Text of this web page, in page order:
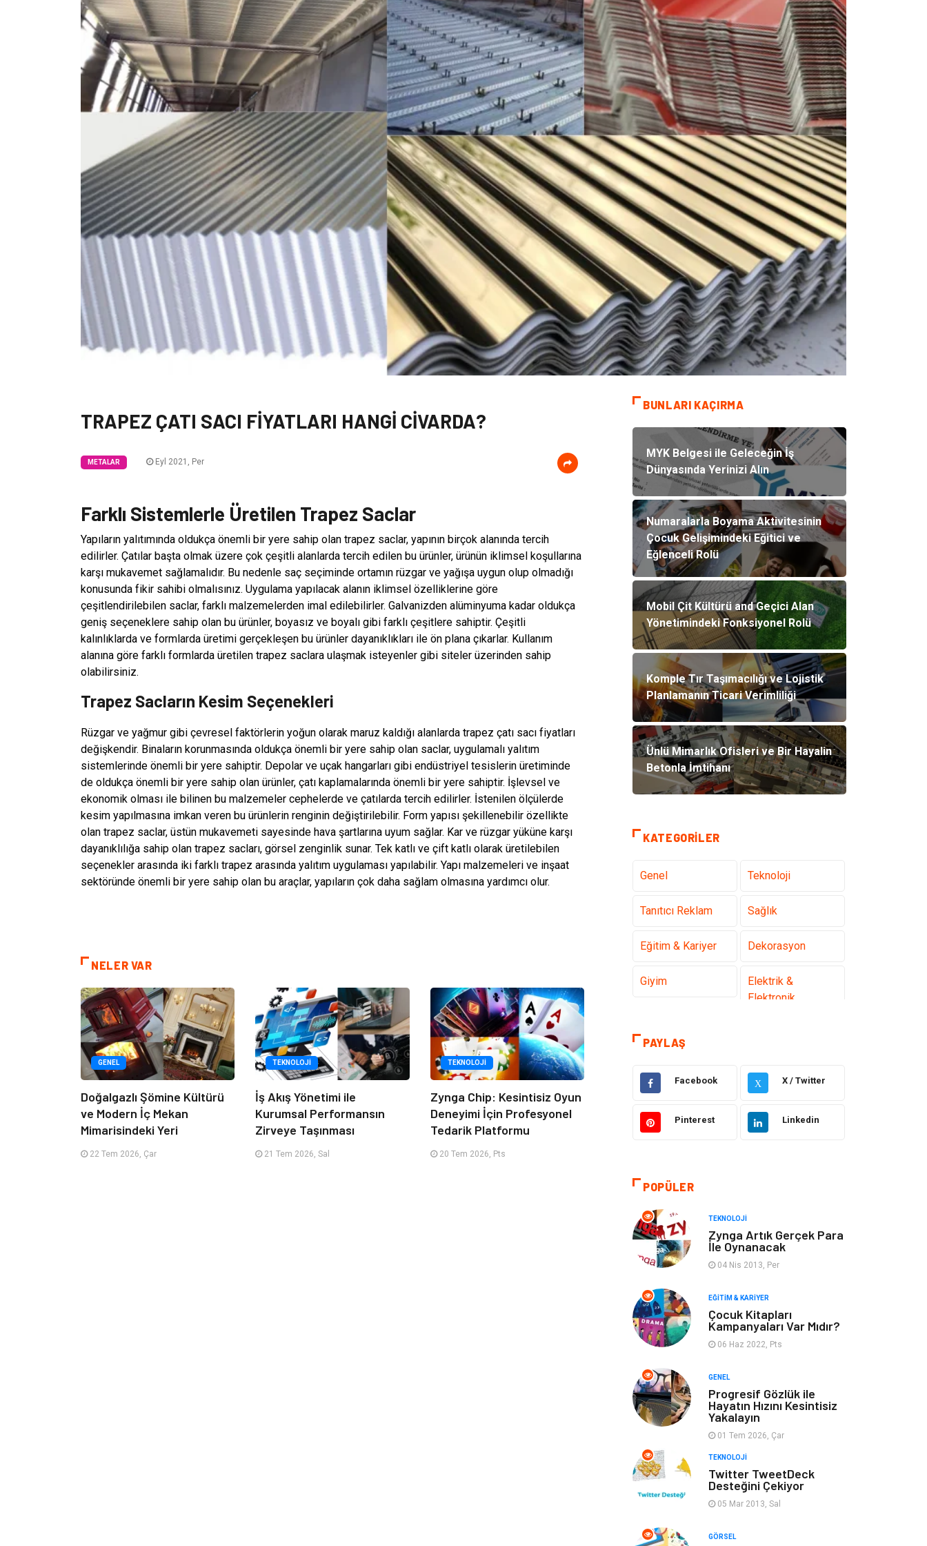
TRAPEZ ÇATI SACI FİYATLARI HANGİ CİVARDA?
METALAR Eyl 2021, Per
Farklı Sistemlerle Üretilen Trapez Saclar
Yapıların yalıtımında oldukça önemli bir yere sahip olan trapez saclar, yapının birçok alanında tercih
edilirler. Çatılar başta olmak üzere çok çeşitli alanlarda tercih edilen bu ürünler, ürünün iklimsel koşullarına
karşı mukavemet sağlamalıdır. Bu nedenle saç seçiminde ortamın rüzgar ve yağışa uygun olup olmadığı
konusunda fikir sahibi olmalısınız. Uygulama yapılacak alanın iklimsel özelliklerine göre
çeşitlendirilebilen saclar, farklı malzemelerden imal edilebilirler. Galvanizden alüminyuma kadar oldukça
geniş seçeneklere sahip olan bu ürünler, boyasız ve boyalı gibi farklı çeşitlere sahiptir. Çeşitli
kalınlıklarda ve formlarda üretimi gerçekleşen bu ürünler dayanıklıkları ile ön plana çıkarlar. Kullanım
alanına göre farklı formlarda üretilen trapez saclara ulaşmak isteyenler gibi siteler üzerinden sahip
olabilirsiniz.
Trapez Sacların Kesim Seçenekleri
Rüzgar ve yağmur gibi çevresel faktörlerin yoğun olarak maruz kaldığı alanlarda trapez çatı sacı fiyatları
değişkendir. Binaların korunmasında oldukça önemli bir yere sahip olan saclar, uygulamalı yalıtım
sistemlerinde önemli bir yere sahiptir. Depolar ve uçak hangarları gibi endüstriyel tesislerin üretiminde
de oldukça önemli bir yere sahip olan ürünler, çatı kaplamalarında önemli bir yere sahiptir. İşlevsel ve
ekonomik olması ile bilinen bu malzemeler cephelerde ve çatılarda tercih edilirler. İstenilen ölçülerde
kesim yapılmasına imkan veren bu ürünlerin renginin değiştirilebilir. Form yapısı şekillenebilir özellikte
olan trapez saclar, üstün mukavemeti sayesinde hava şartlarına uyum sağlar. Kar ve rüzgar yüküne karşı
dayanıklılığa sahip olan trapez sacları, görsel zenginlik sunar. Tek katlı ve çift katlı olarak üretilebilen
seçenekler arasında iki farklı trapez arasında yalıtım uygulaması yapılabilir. Yapı malzemeleri ve inşaat
sektöründe önemli bir yere sahip olan bu araçlar, yapıların çok daha sağlam olmasına yardımcı olur.
NELER VAR
GENEL
Doğalgazlı Şömine Kültürü
ve Modern İç Mekan
Mimarisindeki Yeri
22 Tem 2026, Çar
TEKNOLOJI
İş Akış Yönetimi ile
Kurumsal Performansın
Zirveye Taşınması
21 Tem 2026, Sal
TEKNOLOJI
Zynga Chip: Kesintisiz Oyun
Deneyimi İçin Profesyonel
Tedarik Platformu
20 Tem 2026, Pts
BUNLARI KAÇIRMA
MYK Belgesi ile Geleceğin İş
Dünyasında Yerinizi Alın
Numaralarla Boyama Aktivitesinin
Çocuk Gelişimindeki Eğitici ve
Eğlenceli Rolü
Mobil Çit Kültürü and Geçici Alan
Yönetimindeki Fonksiyonel Rolü
Komple Tır Taşımacılığı ve Lojistik
Planlamanın Ticari Verimliliği
Ünlü Mimarlık Ofisleri ve Bir Hayalin
Betonla İmtihanı
KATEGORILER
Genel Teknoloji
Tanıtıcı Reklam Sağlık
Eğitim & Kariyer Dekorasyon
Giyim
Elektrik &
Elektronik
Gıda
Mobilya
Optimizasyonu
Domain Seo Nedir
Makaleler Bebek Giyim
Hosting
Programlama Algoritma
Kurumsal
Kültür
PAYLAŞ
Facebook X X / Twitter
Pinterest Linkedin
POPÜLER
TEKNOLOJI
Zynga Artık Gerçek Para
İle Oynanacak
04 Nis 2013, Per
EĞITIM & KARIYER
Çocuk Kitapları
Kampanyaları Var Mıdır?
06 Haz 2022, Pts
GENEL
Progresif Gözlük ile
Hayatın Hızını Kesintisiz
Yakalayın
01 Tem 2026, Çar
TEKNOLOJI
Twitter TweetDeck
Desteğini Çekiyor
05 Mar 2013, Sal
GÖRSEL